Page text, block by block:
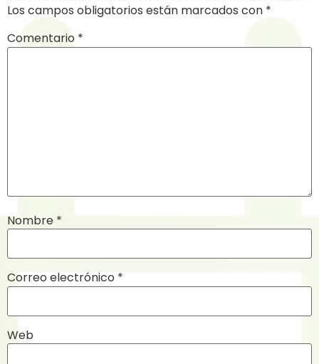
Los campos obligatorios están marcados con *
Comentario *
Nombre *
Correo electrónico *
Web